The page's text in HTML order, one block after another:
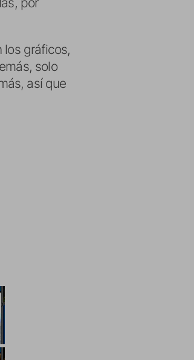
los gráficos,
solo
así que